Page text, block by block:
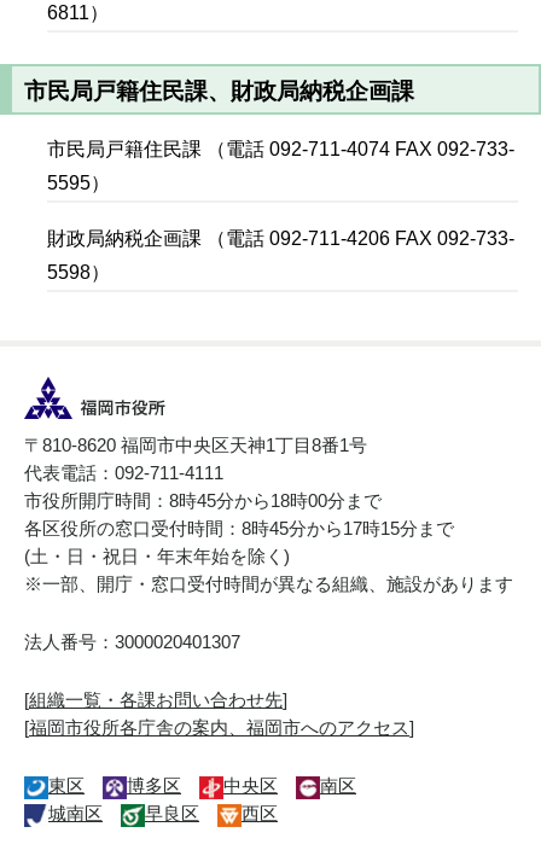
6811）
市民局戸籍住民課、財政局納税企画課
市民局戸籍住民課 （電話 092-711-4074 FAX 092-733-
5595）
財政局納税企画課 （電話 092-711-4206 FAX 092-733-
5598）
〒810-8620 福岡市中央区天神1丁目8番1号
代表電話：092-711-4111
市役所開庁時間：8時45分から18時00分まで
各区役所の窓口受付時間：8時45分から17時15分まで
(土・日・祝日・年末年始を除く)
※一部、開庁・窓口受付時間が異なる組織、施設があります
法人番号：3000020401307
[組織一覧・各課お問い合わせ先]
[福岡市役所各庁舎の案内、福岡市へのアクセス]
東区 博多区 中央区
南区
城南区
早良区 西区